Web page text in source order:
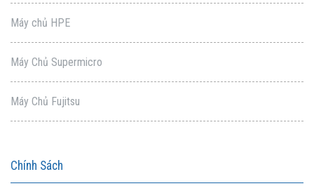
Máy chủ HPE
Máy Chủ Supermicro
Máy Chủ Fujitsu
Chính Sách